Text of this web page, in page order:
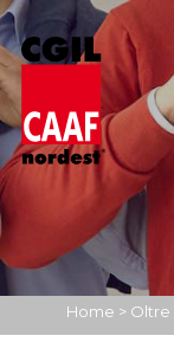
Home > Oltre